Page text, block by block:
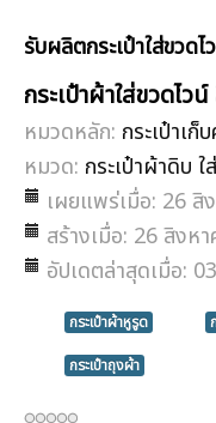
รับผลิตกระเป๋าใส่ขวด
กระเป๋าผ้าใส่ขวดไ
หมวดหลัก: กระเป๋าเก็
หมวด: กระเป๋าผ้าดิบ ใ
เผยแพร่เมื่อ: 26 สิ
สร้างเมื่อ: 26 สิงห
อัปเดตล่าสุดเมื่อ:
กระเป๋าผ้าหูรูด
กระเป๋าถุงผ้า